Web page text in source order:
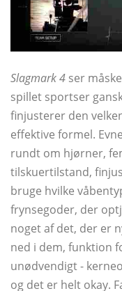
Slagmark 4 ser
spillet sportser
finjusterer den
effektive formel.
rundt om hjørner,
tilskuertilstand,
bruge hvilke
frynsegoder, der
noget af det, der er
ned i dem, funktion
unødvendigt -
og det er helt okay.